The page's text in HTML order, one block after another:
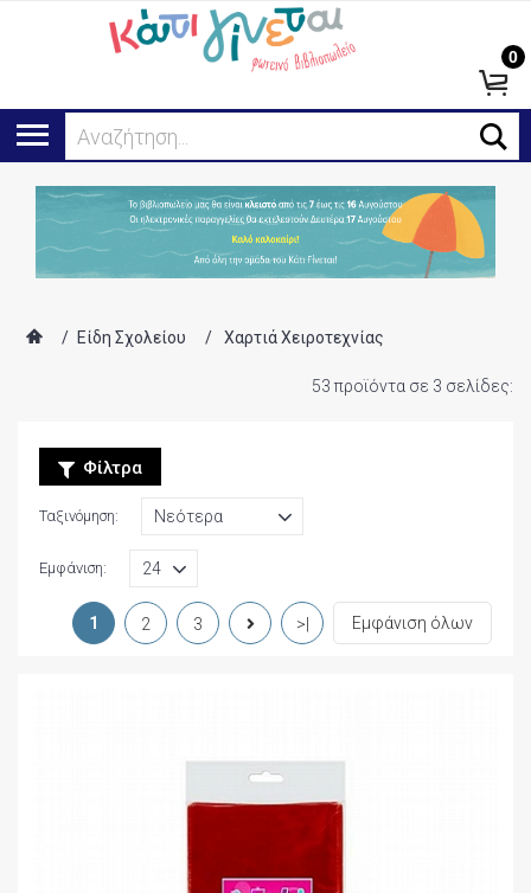
Ψάχνω για...
0
/ Είδη Σχολείου / Χαρτιά Χειροτεχνίας
53 προϊόντα σε 3 σελίδες:
Φίλτρα
Ταξινόμηση:
Εμφάνιση:
1 2 3 >| Εμφάνιση όλων